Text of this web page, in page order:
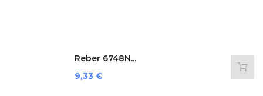
Reber 6748N...
Preis
9,33 €